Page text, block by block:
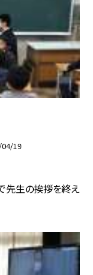
19
先生の挨拶を終え